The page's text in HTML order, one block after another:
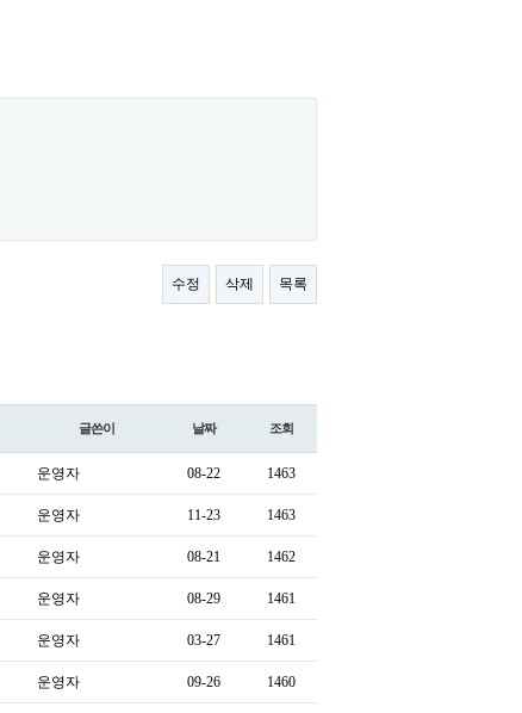
수정 삭제 목록
글쓴이 날짜 조회
운영자 08-22 1463
운영자 11-23 1463
운영자 08-21 1462
운영자 08-29 1461
운영자 03-27 1461
운영자 09-26 1460